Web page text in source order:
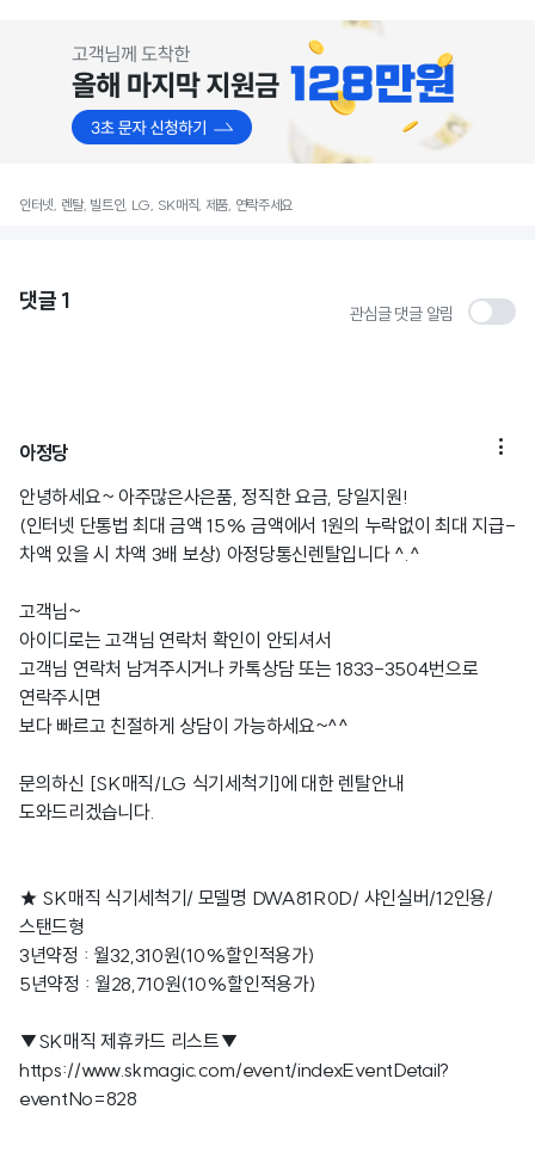
인터넷, 렌탈, 빌트인, LG, SK매직, 제품, 연락주세요
댓글 1 관심글 댓글 알림
아정당 
안녕하세요~ 아주많은사은품, 정직한 요금, 당일지원!
(인터넷 단통법 최대 금액 15% 금액에서 1원의 누락없이 최대 지급-
차액 있을 시 차액 3배 보상) 아정당통신렌탈입니다 ^.^
고객님~
아이디로는 고객님 연락처 확인이 안되셔서
고객님 연락처 남겨주시거나 카톡상담 또는 1833-3504번으로
연락주시면
보다 빠르고 친절하게 상담이 가능하세요~^^
문의하신 [SK매직/LG 식기세척기]에 대한 렌탈안내
도와드리겠습니다.
★ SK매직 식기세척기/ 모델명 DWA81R0D/ 샤인실버/12인용/
스탠드형
3년약정 : 월32,310원(10%할인적용가)
5년약정 : 월28,710원(10%할인적용가)
▼SK매직 제휴카드 리스트▼
https://www.skmagic.com/event/indexEventDetail?
eventNo=828